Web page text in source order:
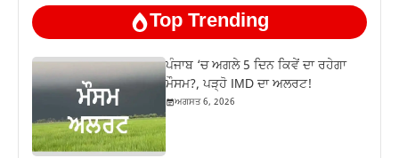
Top Trending
ਪੰਜਾਬ ‘ਚ ਅਗਲੇ 5 ਦਿਨ ਕਿਵੇਂ ਦਾ ਰਹੇਗਾ
ਮੌਸਮ?, ਪੜ੍ਹੋ IMD ਦਾ ਅਲਰਟ!
ਅਗਸਤ 6, 2026